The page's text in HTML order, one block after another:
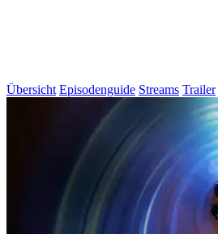
Übersicht Episodenguide Streams Trailer